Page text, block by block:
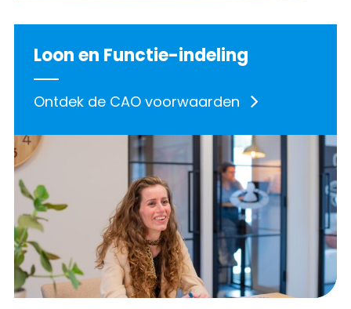
Loon en Functie-indeling
Ontdek de CAO voorwaarden